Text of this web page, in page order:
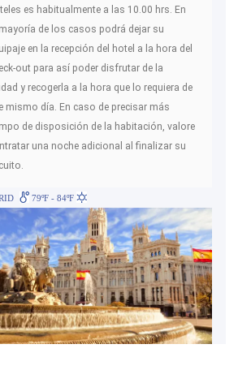
es habitualmente a las 10.00 hrs. En
de los casos podrá dejar su
en la recepción del hotel a la hora del
out para así poder disfrutar de la
y recogerla a la hora que lo requiera de
mismo día. En caso de precisar más
de disposición de la habitación, valore
una noche adicional al finalizar su
79ºF - 84ºF